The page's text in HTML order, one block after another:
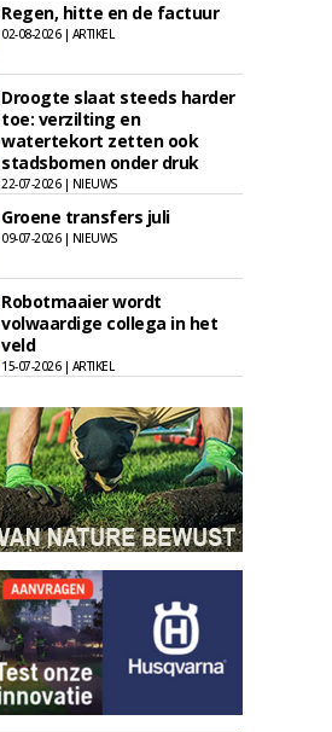
Regen, hitte en de factuur
02-08-2026 | ARTIKEL
Droogte slaat steeds harder
toe: verzilting en
watertekort zetten ook
stadsbomen onder druk
22-07-2026 | NIEUWS
Groene transfers juli
09-07-2026 | NIEUWS
Robotmaaier wordt
volwaardige collega in het
veld
15-07-2026 | ARTIKEL